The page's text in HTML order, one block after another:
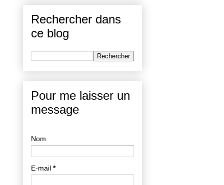
Rechercher dans
ce blog
Pour me laisser un
message
Nom
E-mail *